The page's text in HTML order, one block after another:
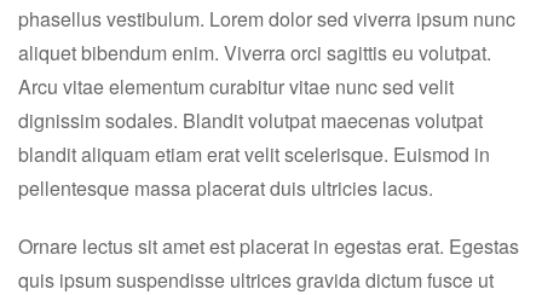
phasellus vestibulum. Lorem dolor sed viverra ipsum nunc
aliquet bibendum enim. Viverra orci sagittis eu volutpat.
Arcu vitae elementum curabitur vitae nunc sed velit
dignissim sodales. Blandit volutpat maecenas volutpat
blandit aliquam etiam erat velit scelerisque. Euismod in
pellentesque massa placerat duis ultricies lacus.
Ornare lectus sit amet est placerat in egestas erat. Egestas
quis ipsum suspendisse ultrices gravida dictum fusce ut